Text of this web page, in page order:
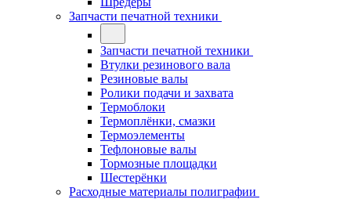
Запчасти печатной техники
Запчасти печатной техники
Втулки резинового вала
Резиновые валы
Ролики подачи и захвата
Термоблоки
Термоплёнки, смазки
Термоэлементы
Тефлоновые валы
Тормозные площадки
Шестерёнки
Расходные материалы полиграфии